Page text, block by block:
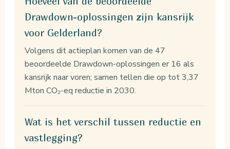
Drawdown-oplossingen zijn kansrijk
voor Gelderland?
Volgens dit actieplan komen van de 47
beoordeelde Drawdown-oplossingen er 16 als
kansrijk naar voren; samen tellen die op tot 3,37
Mton CO₂-eq reductie in 2030.
Wat is het verschil tussen reductie en
vastlegging?